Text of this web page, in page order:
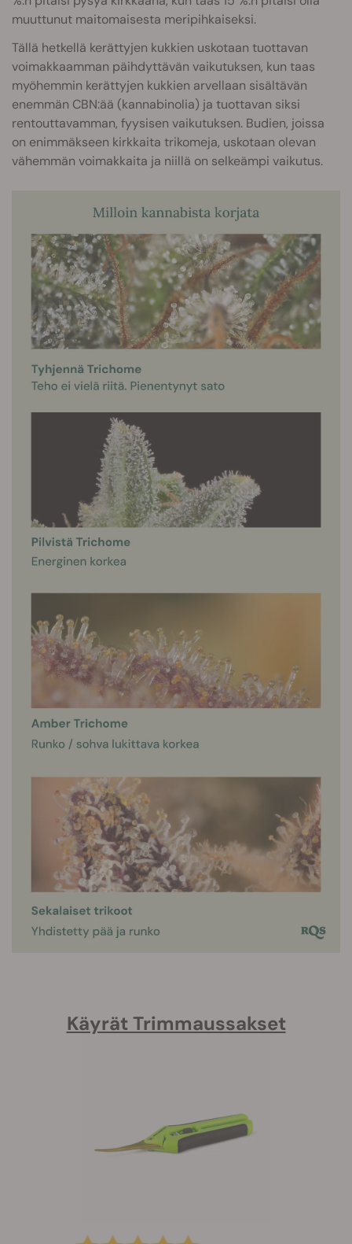
muuttunut maitomaisesta meripihkaiseksi.
Tällä hetkellä kerättyjen kukkien uskotaan tuottavan
voimakkaamman päihdyttävän vaikutuksen, kun taas
myöhemmin kerättyjen kukkien arvellaan sisältävän
enemmän CBN:ää (kannabinolia) ja tuottavan siksi
rentouttavamman, fyysisen vaikutuksen. Budien, joissa
on enimmäkseen kirkkaita trikomeja, uskotaan olevan
vähemmän voimakkaita ja niillä on selkeämpi vaikutus.
Käyrät Trimmaussakset